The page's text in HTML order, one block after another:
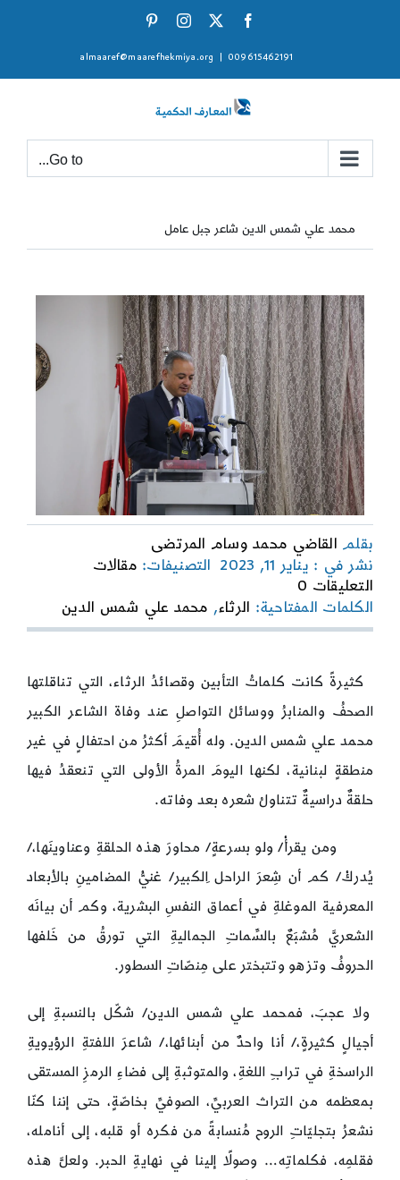
Facebook
X
Instagram
009615462191
almaaref@maarefhekmiya.org
Go to...
محمد علي شمس الدين شاعر جبل عامل
بقلم القاضي محمد وسام المرتضى
نشر في : يناير 11, 2023
التصنيفات: مقالات
التعليقات 0
on
محمد
علي
شاعر
عامل
الكلمات المفتاحية: الرثاء, محمد علي شمس الدين
كثيرةً كانت كلماتُ التأبين وقصائدُ الرثاء، التي تناقلتها
الصحفُ والمنابرُ ووسائلُ التواصلِ عند وفاة الشاعر الكبير
محمد علي شمس الدين. وله أُقيمَ أكثرُ من احتفالٍ في غير
منطقةٍ لبنانية، لكنها اليومَ المرةُ الأولى التي تنعقدُ فيها
حلقةٌ دراسيةٌ تتناولُ شعره بعد وفاته.
ومن يقرأْ/ ولو بسرعةٍ/ محاورَ هذه الحلقةِ وعناوينَها،/
يُدركْ/ كم أن شِعرَ الراحل ِالكبير/ غنيُّ المضامينِ بالأبعاد
المعرفية الموغلةِ في أعماق النفسِ البشرية، وكم أن بيانَه
الشعريَّ مُشبَعٌ بالسِّماتِ الجماليةِ التي تورقُ من خَلفها
الحروفُ وتزهو وتتبختر على مِنصّاتِ السطور.
ولا عجبَ، فمحمد علي شمس الدين/ شكّل بالنسبةِ إلى
أجيالٍ كثيرةٍ،/ أنا واحدٌ من أبنائها،/ شاعرَ اللفتةِ الرؤيويةِ
الراسخةِ في ترابِ اللغةِ، والمتوثبةِ إلى فضاءِ الرمزِ المستقى
بمعظمه من التراث العربيِّ، الصوفيِّ بخاصّةٍ، حتى إننا كنّا
نشعرُ بتجليّاتِ الروح مُنسابةً من فكره أو قلبه، إلى أنامله،
فقلمِه، فكلماتِه… وصولًا إلينا في نهايةِ الحبر. ولعلَّ هذه